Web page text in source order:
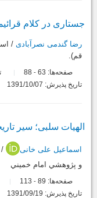
جستاری در کلام
رضا گندمی نصرآبادی /
قم).
صفحه‌ها: 63
-
تاریخ پذیرش: 1391/10/07
الهیات سلبی؛ سیر
اسماعیل علی خانی
/
و پژوهشي امام خميني
صفحه‌ها: 89
-
تاریخ پذیرش: 1391/09/19